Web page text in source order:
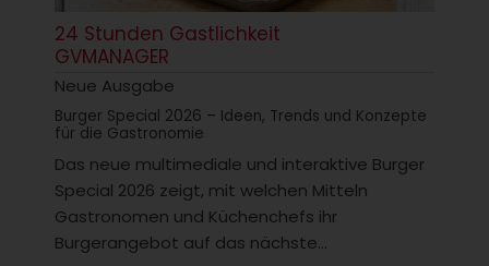
24 Stunden Gastlichkeit
GVMANAGER
Neue Ausgabe
Burger Special 2026 – Ideen, Trends und Konzepte
für die Gastronomie
Das neue multimediale und interaktive Burger
Special 2026 zeigt, mit welchen Mitteln
Gastronomen und Küchenchefs ihr
Burgerangebot auf das nächste...